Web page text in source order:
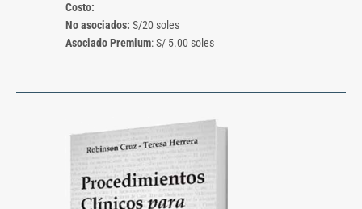
Costo:
No asociados:S/20 soles
Asociado Premium: S/ 5.00 soles